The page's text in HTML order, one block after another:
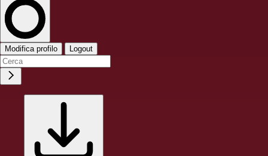
Modifica profilo Logout